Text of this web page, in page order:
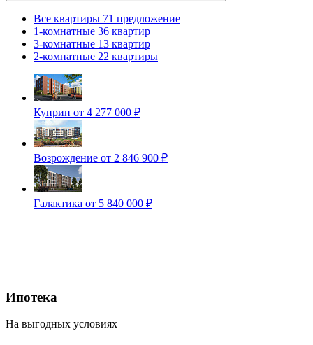
Все квартиры 71 предложение
1-комнатные 36 квартир
3-комнатные 13 квартир
2-комнатные 22 квартиры
Куприн от 4 277 000 ₽
Возрождение от 2 846 900 ₽
Галактика от 5 840 000 ₽
Ипотека
На выгодных условиях